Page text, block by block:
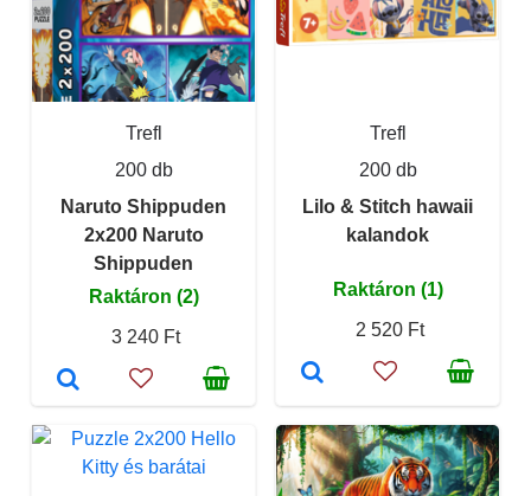
Trefl
200 db
Naruto Shippuden
2x200 Naruto
Shippuden
Raktáron (2)
3 240 Ft
Trefl
200 db
Lilo & Stitch hawaii
kalandok
Raktáron (1)
2 520 Ft